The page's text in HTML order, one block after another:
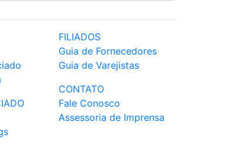
FILIADOS
Guia de Fornecedores
Guia de Varejistas
CONTATO
Fale Conosco
Assessoria de Imprensa